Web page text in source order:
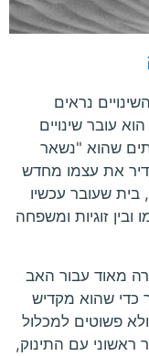
נראים
עובר שינויים
שהוא "נשאר
את עצמו מחדש
בית שעובר עכשיו
ובין זוגיות ומשפחה
מאוד עבור האב
כדי שהוא מקדיש
פשוטים למכלול
עם התינוק,